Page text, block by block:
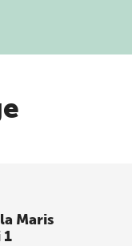
Maris
1